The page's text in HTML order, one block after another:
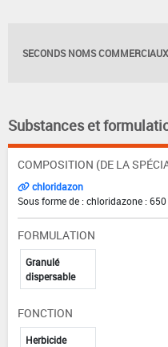
SECONDS NOMS
Substances et
COMPOSITION (DE LA
chloridazon
Sous forme de : chloridazone :
FORMULATION
Granulé
dispersable
FONCTION
Herbicide